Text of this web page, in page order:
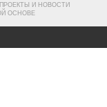
И НОВОСТИ
ОСНОВЕ